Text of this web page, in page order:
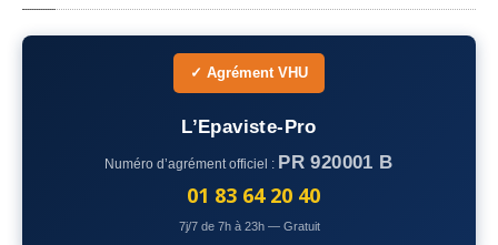
Rachatvoiture accidentée
– Seine-et-Marne
– Yvelines
✓ Agrément VHU
L’Epaviste-Pro
Numéro d’agrément officiel : PR 920001 B
01 83 64 20 40
7j/7 de 7h à 23h — Gratuit